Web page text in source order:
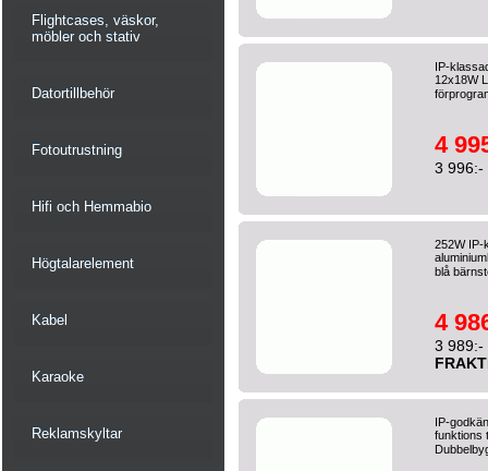
Flightcases, väskor,
möbler och stativ
Datortillbehör
Fotoutrustning
Hifi och Hemmabio
Högtalarelement
Kabel
Karaoke
Reklamskyltar
IP-
12x18W
4
3 996:-
252W IP-
blå
4
3 989:-
IP-
funktions